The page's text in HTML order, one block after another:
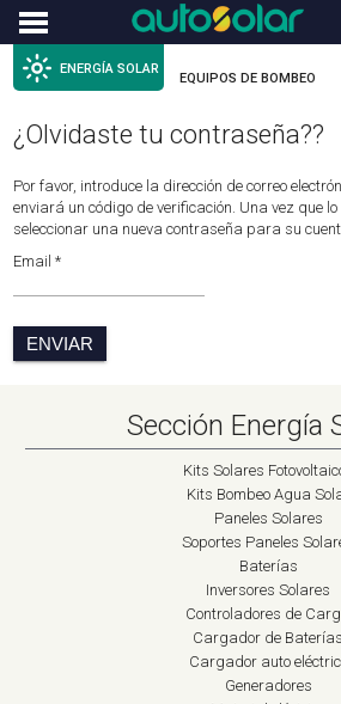
Menu
ENERGÍA SOLAR
EQUIPOS DE BOMBEO
¿Olvidaste tu contraseña??
Por favor, introduce la dirección de correo
enviará un código de verificación. Una vez que
seleccionar una nueva contraseña para su
Email *
ENVIAR
Sección Energía
Kits Solares
Kits Bombeo Agua
Paneles Solares
Soportes Paneles
Baterías
Inversores Solares
Controladores de
Cargador de Baterías
Cargador auto
Generadores